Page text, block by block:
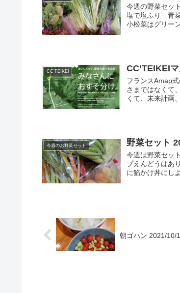
今週の野菜セッ
塩で塩ふり 青
小松菜はグリー
CC'TEIKEI CC’TEIKEI
フランスAmap
さまではなくて
くて、未来計画
今週のお野菜セット 野菜セット
今週は野菜セッ
プえんどうはあ
に餡かけ丼にし
朝ゴハン 2021/10/